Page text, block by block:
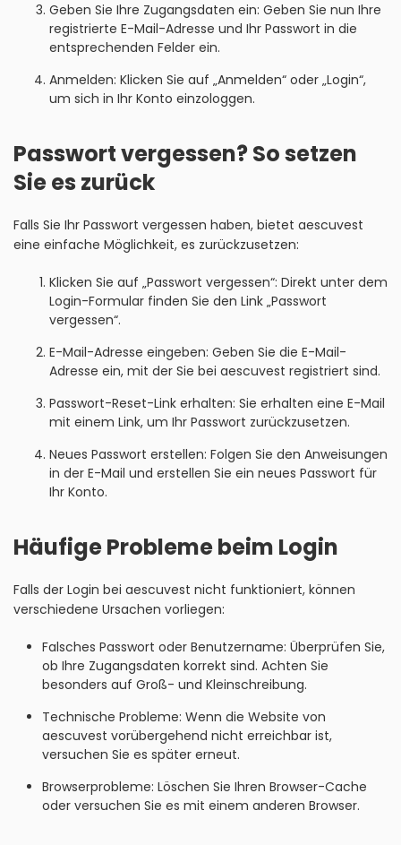
Geben Sie Ihre Zugangsdaten ein: Geben Sie nun Ihre
registrierte E-Mail-Adresse und Ihr Passwort in die
entsprechenden Felder ein.
Anmelden: Klicken Sie auf „Anmelden“ oder „Login“,
um sich in Ihr Konto einzologgen.
Passwort vergessen? So setzen
Sie es zurück
Falls Sie Ihr Passwort vergessen haben, bietet aescuvest
eine einfache Möglichkeit, es zurückzusetzen:
Klicken Sie auf „Passwort vergessen“: Direkt unter dem
Login-Formular finden Sie den Link „Passwort
vergessen“.
E-Mail-Adresse eingeben: Geben Sie die E-Mail-
Adresse ein, mit der Sie bei aescuvest registriert sind.
Passwort-Reset-Link erhalten: Sie erhalten eine E-Mail
mit einem Link, um Ihr Passwort zurückzusetzen.
Neues Passwort erstellen: Folgen Sie den Anweisungen
in der E-Mail und erstellen Sie ein neues Passwort für
Ihr Konto.
Häufige Probleme beim Login
Falls der Login bei aescuvest nicht funktioniert, können
verschiedene Ursachen vorliegen:
Falsches Passwort oder Benutzername: Überprüfen Sie,
ob Ihre Zugangsdaten korrekt sind. Achten Sie
besonders auf Groß- und Kleinschreibung.
Technische Probleme: Wenn die Website von
aescuvest vorübergehend nicht erreichbar ist,
versuchen Sie es später erneut.
Browserprobleme: Löschen Sie Ihren Browser-Cache
oder versuchen Sie es mit einem anderen Browser.